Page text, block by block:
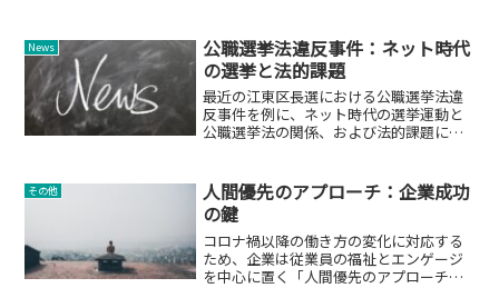
News
公職選挙法違反事件：ネット時代
の選挙と法的課題
最近の江東区長選における公職選挙法違
反事件を例に、ネット時代の選挙運動と
公職選挙法の関係、および法的課題につ
その他
人間優先のアプローチ：企業成功
の鍵
コロナ禍以降の働き方の変化に対応する
ため、企業は従業員の福祉とエンゲージ
を中心に置く「人間優先のアプローチ」